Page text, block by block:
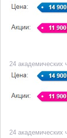
24 академических
24 академических